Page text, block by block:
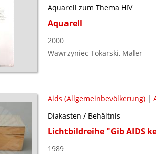
Aquarell zum Thema HIV
Aquarell
2000
Wawrzyniec Tokarski, Maler
Aids (Allgemeinbevölkerung)|
Diakasten / Behältnis
Lichtbildreihe "Gib AIDS
1989